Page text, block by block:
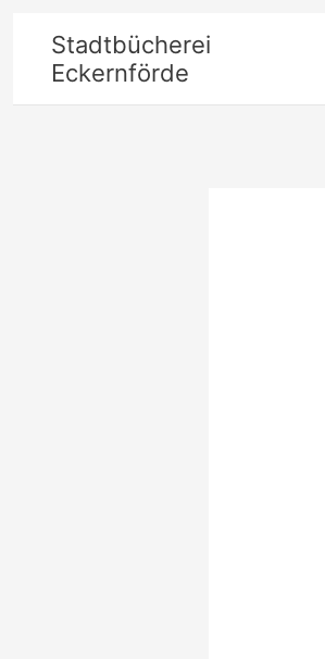
springen
Stadtbücherei
Eckernförde